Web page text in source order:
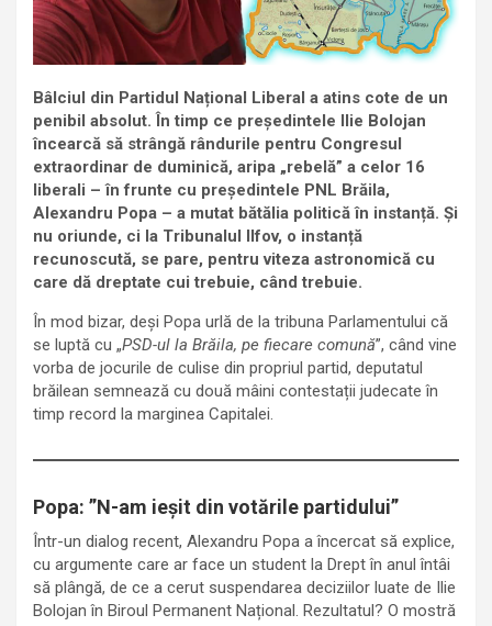
Bâlciul din Partidul Național Liberal a atins cote de un
penibil absolut. În timp ce președintele Ilie Bolojan
încearcă să strângă rândurile pentru Congresul
extraordinar de duminică, aripa „rebelă” a celor 16
liberali – în frunte cu președintele PNL Brăila,
Alexandru Popa – a mutat bătălia politică în instanță. Și
nu oriunde, ci la Tribunalul Ilfov, o instanță
recunoscută, se pare, pentru viteza astronomică cu
care dă dreptate cui trebuie, când trebuie.
În mod bizar, deși Popa urlă de la tribuna Parlamentului că
se luptă cu „PSD-ul la Brăila, pe fiecare comună”, când vine
vorba de jocurile de culise din propriul partid, deputatul
brăilean semnează cu două mâini contestații judecate în
timp record la marginea Capitalei.
Popa: ”N-am ieșit din votările partidului”
Într-un dialog recent, Alexandru Popa a încercat să explice,
cu argumente care ar face un student la Drept în anul întâi
să plângă, de ce a cerut suspendarea deciziilor luate de Ilie
Bolojan în Biroul Permanent Național. Rezultatul? O mostră